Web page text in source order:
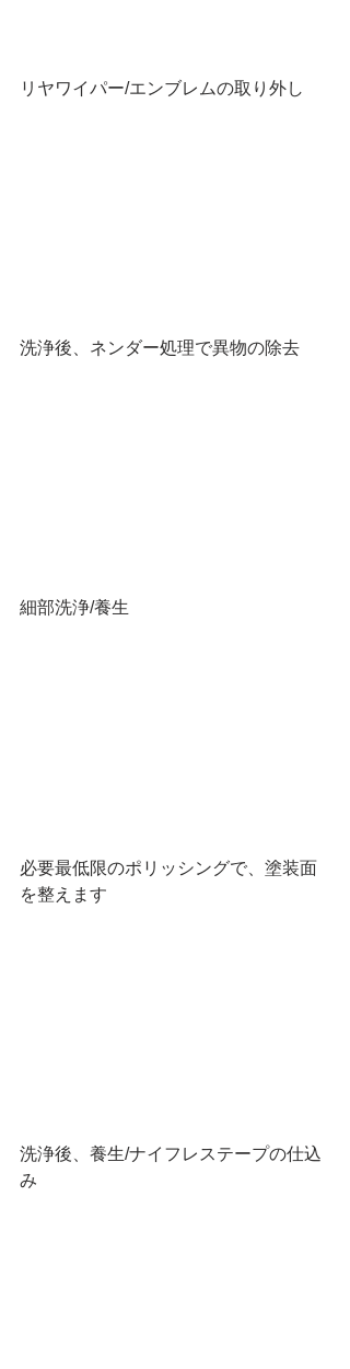
リヤワイパー/エンブレムの取り外し
洗浄後、ネンダー処理で異物の除去
細部洗浄/養生
必要最低限のポリッシングで、塗装面
を整えます
洗浄後、養生/ナイフレステープの仕込
み